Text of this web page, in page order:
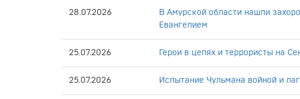
28.07.2026
В Амурской области нашли
Евангелием
25.07.2026 Герои в цепях и террористы на
25.07.2026 Испытание Чульмана войной и